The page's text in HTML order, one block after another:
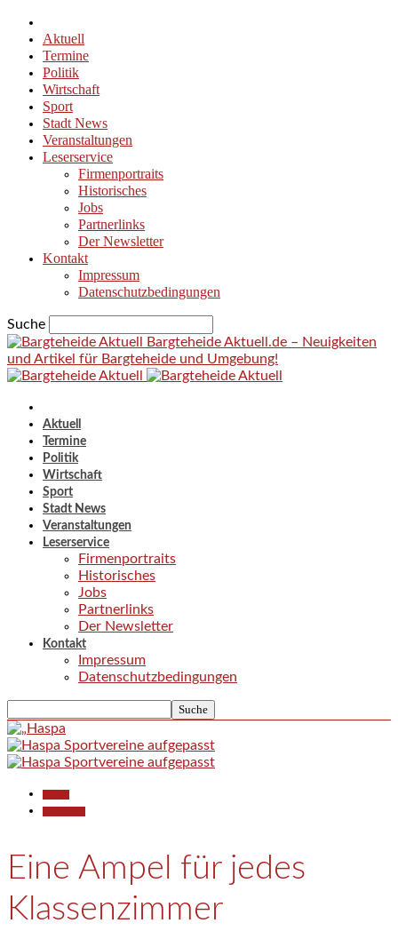
Aktuell
Termine
Politik
Wirtschaft
Sport
Stadt News
Veranstaltungen
Leserservice
Firmenportraits
Historisches
Jobs
Partnerlinks
Der Newsletter
Kontakt
Impressum
Datenschutzbedingungen
Suche
Bargteheide Aktuell.de – Neuigkeiten
und Artikel für Bargteheide und Umgebung!
Aktuell
Termine
Politik
Wirtschaft
Sport
Stadt News
Veranstaltungen
Leserservice
Firmenportraits
Historisches
Jobs
Partnerlinks
Der Newsletter
Kontakt
Impressum
Datenschutzbedingungen
Eine Ampel für jedes
Klassenzimmer